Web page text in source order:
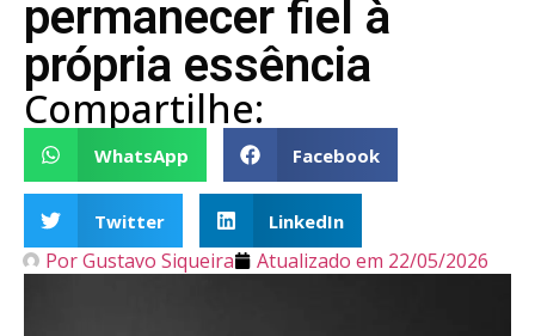
permanecer fiel à
própria essência
Compartilhe:
WhatsApp Facebook
Twitter LinkedIn
PorGustavo Siqueira Atualizado em 22/05/2026